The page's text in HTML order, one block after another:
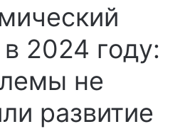
2024 году:
не
развитие